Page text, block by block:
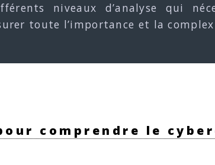
niveaux d’analyse qui
toute l’importance et la
comprendre le